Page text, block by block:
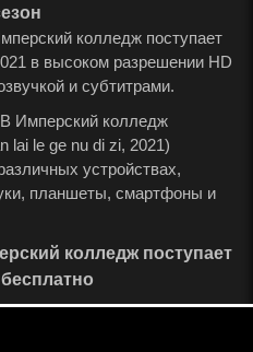
колледж поступает
в высоком разрешении HD
и субтитрами.
Имперский колледж
lai le ge nu di zi, 2021)
устройствах,
планшеты, смартфоны и
колледж поступает